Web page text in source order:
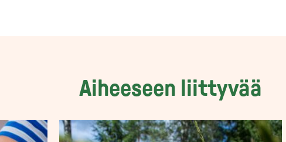
Aiheeseen liittyvää